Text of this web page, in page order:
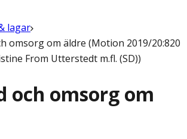
lagar
omsorg om äldre (Motion 2019/20:820
From Utterstedt m.fl. (SD))
och omsorg om